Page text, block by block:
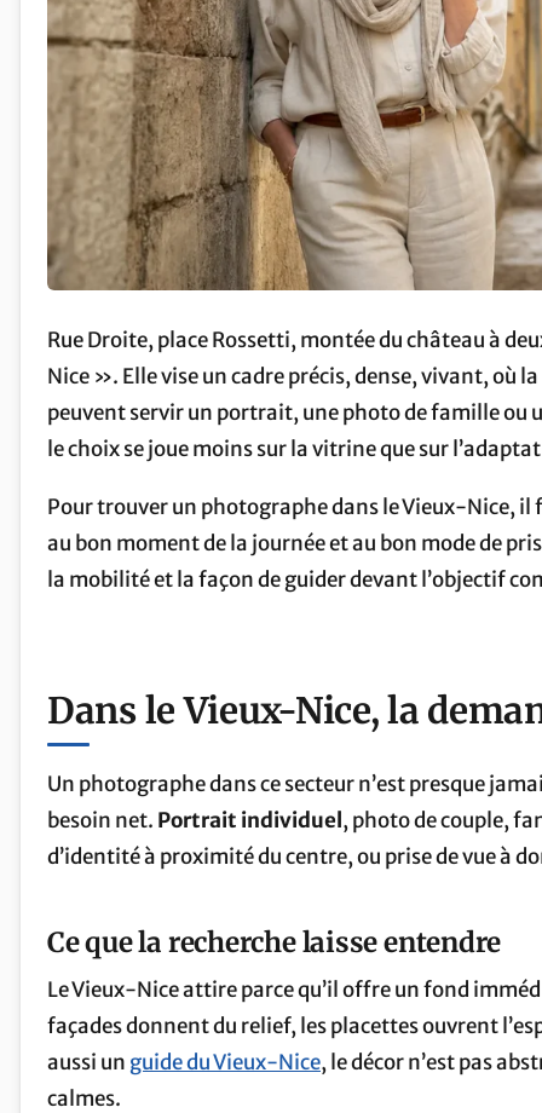
Rue Droite, place Rossetti, montée du château à
Nice ». Elle vise un cadre précis, dense, vivant, où
peuvent servir un portrait, une photo de famille ou
le choix se joue moins sur la vitrine que sur
Pour trouver un photographe dans le Vieux-Nice, il
au bon moment de la journée et au bon mode de
la mobilité et la façon de guider devant l’objectif
Dans le Vieux-Nice, la
Un photographe dans ce secteur n’est presque
besoin net. Portrait individuel, photo de couple,
d’identité à proximité du centre, ou prise de vue à
Ce que la recherche laisse entendre
Le Vieux-Nice attire parce qu’il offre un fond
façades donnent du relief, les placettes ouvrent
aussi un guide du Vieux-Nice, le décor n’est pas
calmes.